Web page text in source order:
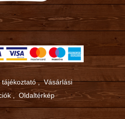
tájékoztató,Vásárlási
, Oldaltérkép